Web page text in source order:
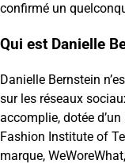
confirmé un
Qui est Danielle
Danielle Bernstein
sur les réseaux
accomplie, dotée
Fashion Institute of
marque,